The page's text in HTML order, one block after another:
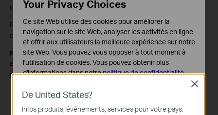
désactivée à 00h00 et activée à 7h00 le lendemain matin.
Remarque: le voyant WiFi s'éteint si le réseau sans fil est
désactivé.
Pour en savoir plus sur chaque fonction et configuration,
consultez leCentrede téléchargement pour télécharger le
manuel de votre produit.
De United States?
Infos produits, événements, services pour votre pays.
Close
Your Privacy Choices
Ce site Web utilise des cookies pour améliorer la
navigation sur le site Web, analyser les activités en ligne
et offrir aux utilisateurs la meilleure expérience sur notre
site Web. Vous pouvez vous opposer à tout moment à
l'utilisation de cookies. Vous pouvez obtenir plus
d'informations dans notrepolitique de confidentialité.
Ces cookies sont nécessaires au fonctionnement du
site Web et ne peuvent pas être désactivés dans vos